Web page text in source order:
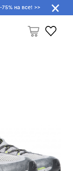
на все! >>